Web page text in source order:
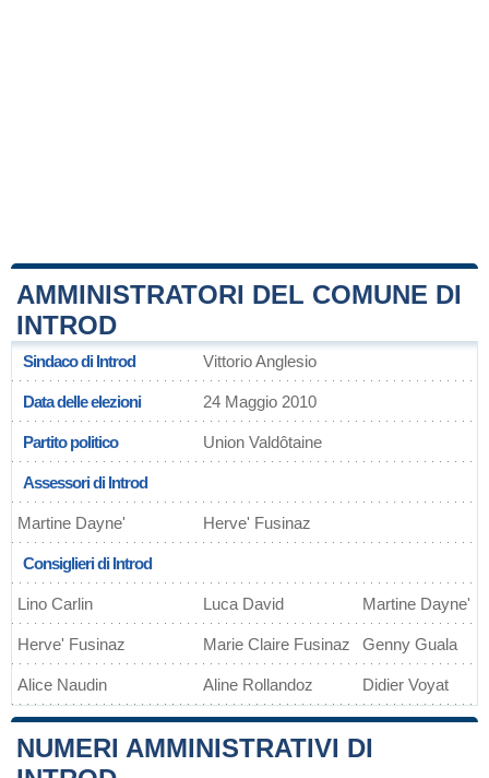
AMMINISTRATORI DEL COMUNE DI
INTROD
Sindaco di Introd Vittorio Anglesio
Data delle elezioni 24 Maggio 2010
Partito politico Union Valdôtaine
Assessori di Introd
Martine Dayne' Herve' Fusinaz
Consiglieri di Introd
Lino Carlin Luca David Martine Dayne'
Herve' Fusinaz Marie Claire Fusinaz Genny Guala
Alice Naudin Aline Rollandoz Didier Voyat
NUMERI AMMINISTRATIVI DI